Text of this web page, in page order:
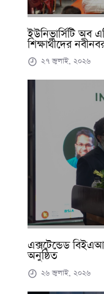
ইউনিভার্সিটি অব
শিক্ষার্থীদের
২৭ জুলাই, ২০২৬
এক্সটেন্ডেড
অনুষ্ঠিত
২৬ জুলাই, ২০২৬